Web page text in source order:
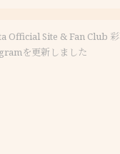
Official Site & Fan Club
を更新しました